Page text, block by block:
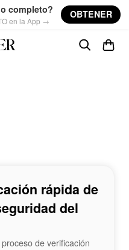
completo?
en la App →
OBTENER
rápida de
del
de verificación